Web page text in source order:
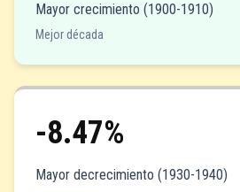
Mayor crecimiento (1900-1910)
Mejor década
-8.47%
Mayor decrecimiento (1930-1940)